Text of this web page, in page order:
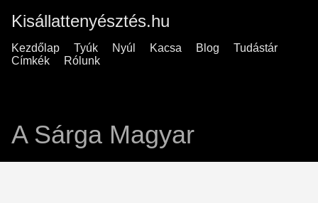
Kisállattenyésztés.hu
Kezdőlap Tyúk Nyúl Kacsa Blog
Tudástár
Címkék
Rólunk
A Sárga Magyar